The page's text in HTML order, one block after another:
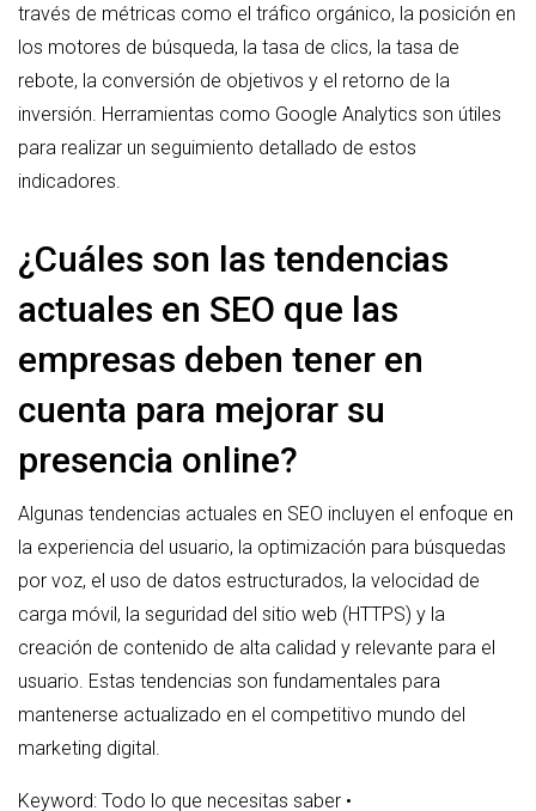
través de métricas como el tráfico orgánico, la posición en
los motores de búsqueda, la tasa de clics, la tasa de
rebote, la conversión de objetivos y el retorno de la
inversión. Herramientas como Google Analytics son útiles
para realizar un seguimiento detallado de estos
indicadores.
¿Cuáles son las tendencias
actuales en SEO que las
empresas deben tener en
cuenta para mejorar su
presencia online?
Algunas tendencias actuales en SEO incluyen el enfoque en
la experiencia del usuario, la optimización para búsquedas
por voz, el uso de datos estructurados, la velocidad de
carga móvil, la seguridad del sitio web (HTTPS) y la
creación de contenido de alta calidad y relevante para el
usuario. Estas tendencias son fundamentales para
mantenerse actualizado en el competitivo mundo del
marketing digital.
Keyword: Todo lo que necesitas saber •